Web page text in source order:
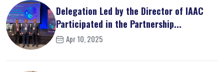
Delegation Led by the Director of IAAC
Participated in the Partnership...
Apr 10, 2025